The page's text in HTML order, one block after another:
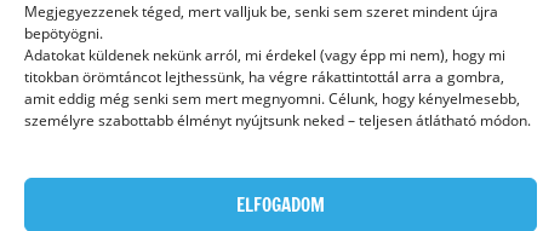
Megjegyezzenek téged, mert valljuk be, senki sem szeret mindent újra
bepötyögni.
Adatokat küldenek nekünk arról, mi érdekel (vagy épp mi nem), hogy mi
titokban örömtáncot lejthessünk, ha végre rákattintottál arra a gombra,
amit eddig még senki sem mert megnyomni. Célunk, hogy kényelmesebb,
személyre szabottabb élményt nyújtsunk neked – teljesen átlátható módon.
ELFOGADOM